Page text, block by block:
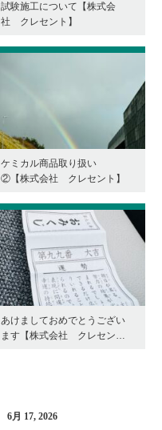
試験施工について【株式会
社 クレセント】
ケミカル商品取り扱い
②【株式会社 クレセント】
あけましておめでとうござい
ます【株式会社 クレセン…
6月 17, 2026